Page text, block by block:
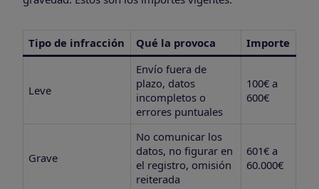
Tipo de infracción Qué la provoca Importe
Leve
Envío fuera de
plazo, datos
incompletos o
errores puntuales
100€ a
600€
Grave
No comunicar los
datos, no figurar en
el registro, omisión
reiterada
601€ a
60.000€